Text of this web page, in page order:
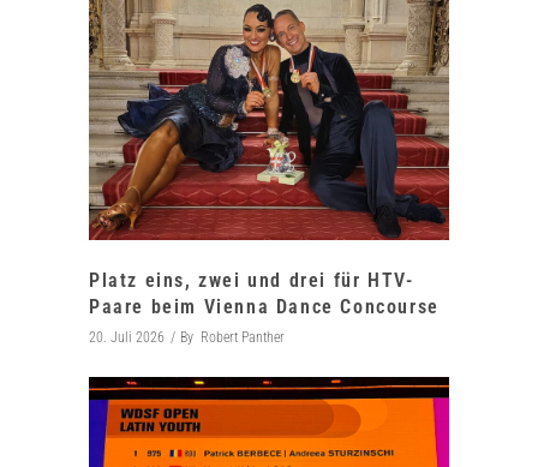
Platz eins, zwei und drei für HTV-
Paare beim Vienna Dance Concourse
20. Juli 2026 By Robert Panther